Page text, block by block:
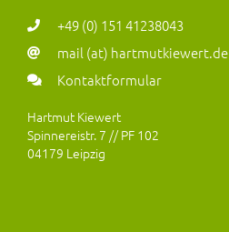
+49 (0) 151 41238043
mail (at) hartmutkiewert.de
Kontaktformular
Hartmut Kiewert
Spinnereistr. 7 // PF 102
04179 Leipzig